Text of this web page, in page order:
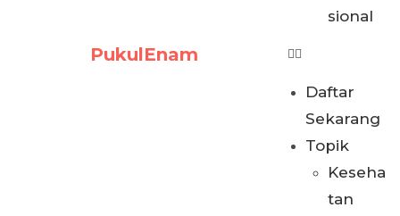
PukulEnam
sional
Daftar
Sekarang
Topik
Keseha
tan